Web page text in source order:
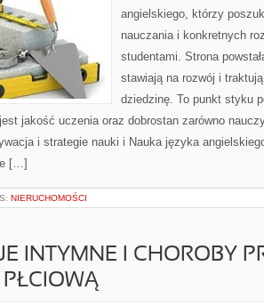
angielskiego, którzy
nauczania i konkretnych
studentami. Strona
stawiają na rozwój i
dziedzinę. To punkt styku
jakość uczenia oraz dobrostan zarówno
i strategie nauki i Nauka języka
[…]
NIERUCHOMOŚCI
INTYMNE I CHOROBY
PŁCIOWĄ